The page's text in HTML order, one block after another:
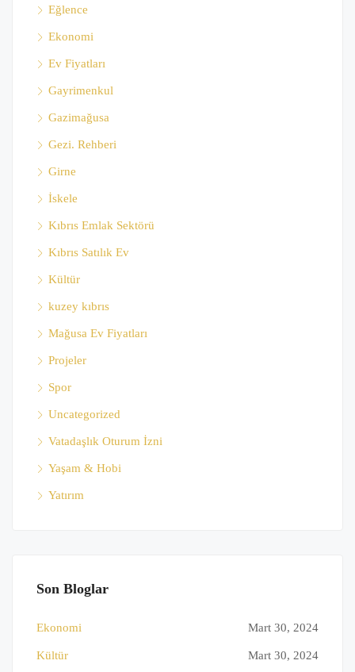
Eğlence
Ekonomi
Ev Fiyatları
Gayrimenkul
Gazimağusa
Gezi. Rehberi
Girne
İskele
Kıbrıs Emlak Sektörü
Kıbrıs Satılık Ev
Kültür
kuzey kıbrıs
Mağusa Ev Fiyatları
Projeler
Spor
Uncategorized
Vatadaşlık Oturum İzni
Yaşam & Hobi
Yatırım
Son Bloglar
Ekonomi Mart 30, 2024
Kültür Mart 30, 2024